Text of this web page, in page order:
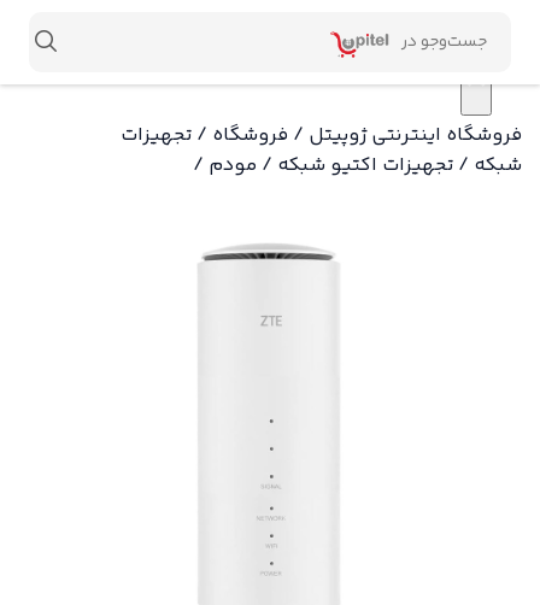
فروشگاه اینترنتی ژوپیتل / فروشگاه / تجهیزات
شبکه / تجهیزات اکتیو شبکه / مودم /
×